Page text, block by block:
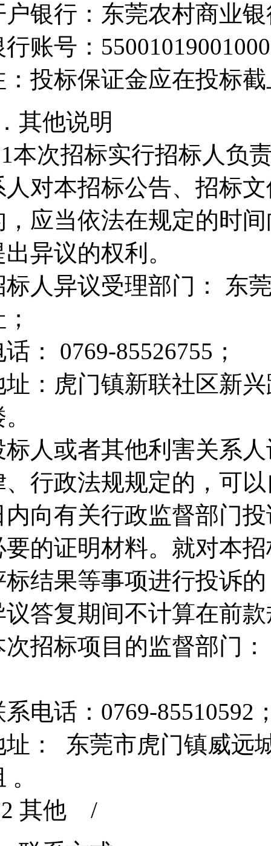
户银行：东莞农村商业
行账号：
：投标保证金应在投标
其他说明
本次招标实行招标人负
人对本招标公告、招标
，应当依法在规定的时
异议的权利。
标人异议受理部门： 东
： 0769-85526755；
址：虎门镇新联社区新
标人或者其他利害关系
、行政法规规定的，可
内向有关行政监督部门
要的证明材料。就对本
标结果等事项进行投诉
议答复期间不计算在前
次招标项目的监督部门
系电话：0769-85510592
址： 东莞市虎门镇威远
。
其他 /